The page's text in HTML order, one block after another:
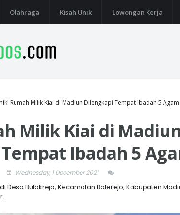
Olahraga Kisah Unik Lowongan Kerja
Rumah Milik Kiai di Madiun Dilengkapi Tempat Ibadah 5
Milik Kiai di Madiun
Ibadah 5
Wednesday, 1 December 2021
Desa Bulakrejo, Kecamatan Balerejo, Kabupaten